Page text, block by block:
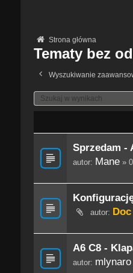
Strona główna
Tematy bez
Wyszukiwanie
Sprzedam -
autor: Mane»
autor: Doc
A6 C8 -
autor: mlynaro